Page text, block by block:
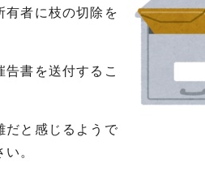
有者に枝の切除を
書を送付するこ
だと感じるようで
。